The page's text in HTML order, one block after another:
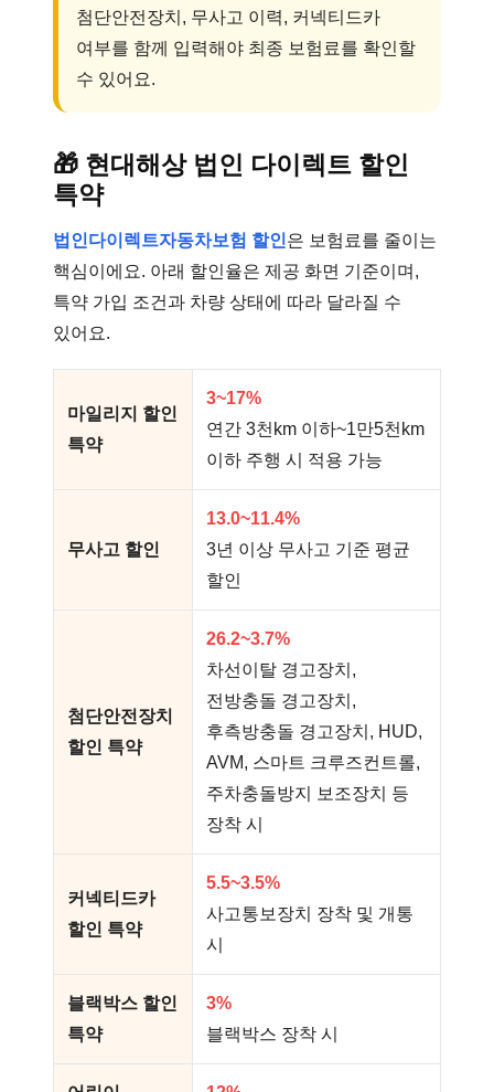
첨단안전장치, 무사고 이력, 커넥티드카
여부를 함께 입력해야 최종 보험료를 확인할
수 있어요.
🎁 현대해상 법인 다이렉트 할인
특약
법인다이렉트자동차보험 할인은 보험료를 줄이는
핵심이에요. 아래 할인율은 제공 화면 기준이며,
특약 가입 조건과 차량 상태에 따라 달라질 수
있어요.
마일리지 할인
특약
3~17%
연간 3천km 이하~1만5천km
이하 주행 시 적용 가능
무사고 할인
13.0~11.4%
3년 이상 무사고 기준 평균
할인
첨단안전장치
할인 특약
26.2~3.7%
차선이탈 경고장치,
전방충돌 경고장치,
후측방충돌 경고장치, HUD,
AVM, 스마트 크루즈컨트롤,
주차충돌방지 보조장치 등
장착 시
커넥티드카
할인 특약
5.5~3.5%
사고통보장치 장착 및 개통
시
블랙박스 할인
특약
3%
블랙박스 장착 시